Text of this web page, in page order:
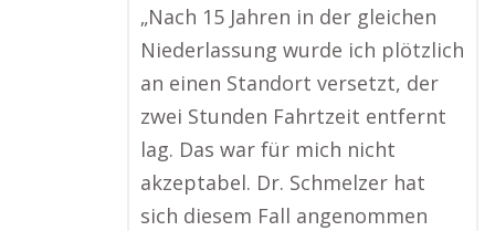
„Nach 15 Jahren in der gleichen
Niederlassung wurde ich plötzlich
an einen Standort versetzt, der
zwei Stunden Fahrtzeit entfernt
lag. Das war für mich nicht
akzeptabel. Dr. Schmelzer hat
sich diesem Fall angenommen